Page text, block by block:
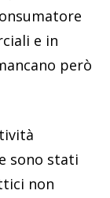
e in
però
sono stati
non